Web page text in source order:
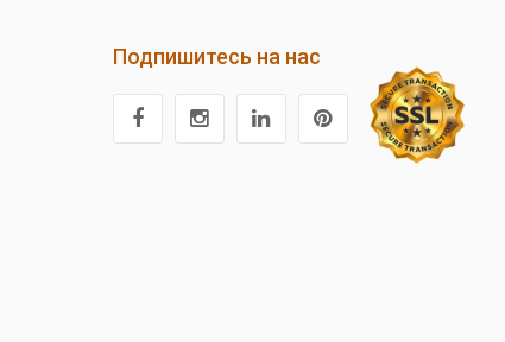
Подпишитесь на нас